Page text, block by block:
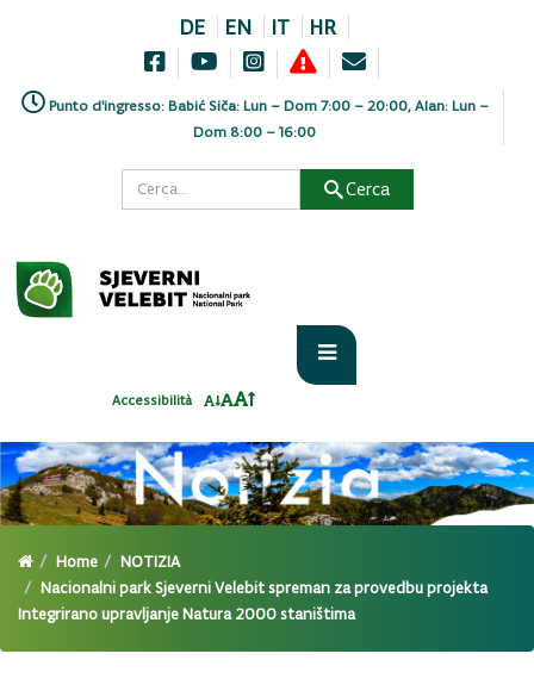
DE EN IT HR
Punto d'ingresso: Babić Siča: Lun – Dom 7:00 – 20:00, Alan: Lun –
Dom 8:00 – 16:00
Cerca
Accessibilità
Home
NOTIZIA
Nacionalni park Sjeverni Velebit spreman za provedbu projekta
Integrirano upravljanje Natura 2000 staništima